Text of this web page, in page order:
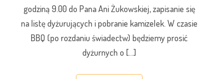
godziną 9.00 do Pana Ani Żukowskiej, zapisanie się
na listę dyżurujących i pobranie kamizelek. W czasie
BBQ (po rozdaniu świadectw) będziemy prosić
dyżurnych o […]